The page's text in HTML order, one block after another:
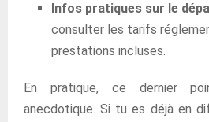
Infos pratiques sur le
consulter les tarifs
prestations incluses.
En pratique, ce dernier
anecdotique. Si tu es déjà en